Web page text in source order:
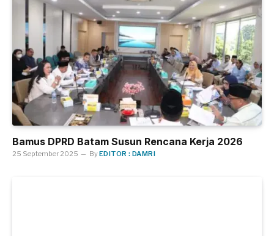
Bamus DPRD Batam Susun Rencana Kerja 2026
25 September 2025 ByEDITOR : DAMRI